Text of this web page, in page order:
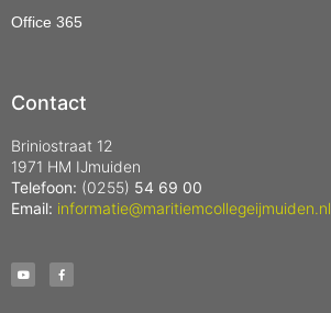
Office 365
Contact
Briniostraat 12
1971 HM IJmuiden
Telefoon: (0255) 54 69 00
Email: informatie@maritiemcollegeijmuiden.nl